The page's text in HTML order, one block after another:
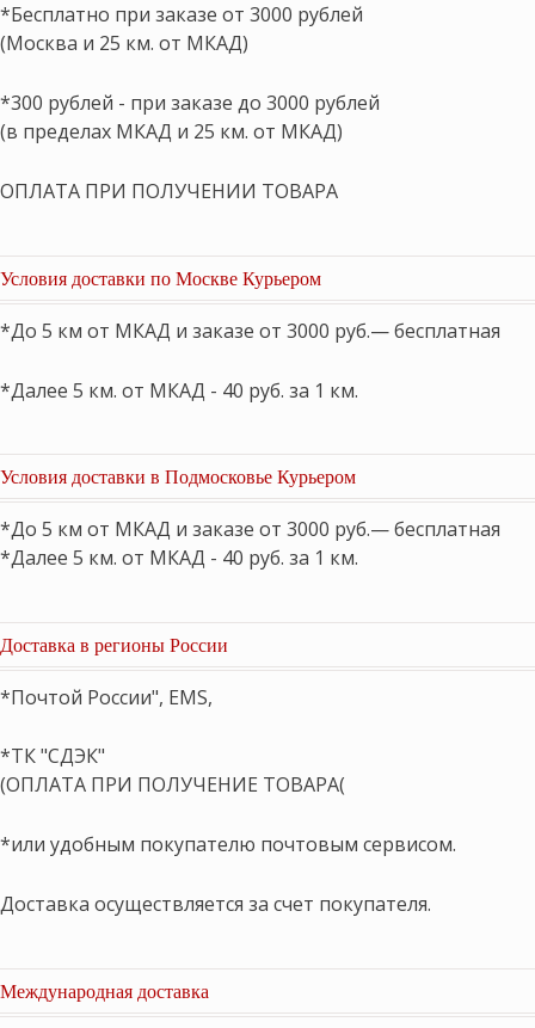
*Бесплатно при заказе от 3000 рублей
(Москва и 25 км. от МКАД)
*300 рублей - при заказе до 3000 рублей
(в пределах МКАД и 25 км. от МКАД)
ОПЛАТА ПРИ ПОЛУЧЕНИИ ТОВАРА
Условия доставки по Москве Курьером
*До 5 км от МКАД и заказе от 3000 руб.— бесплатная
*Далее 5 км. от МКАД - 40 руб. за 1 км.
Условия доставки в Подмосковье Курьером
*До 5 км от МКАД и заказе от 3000 руб.— бесплатная
*Далее 5 км. от МКАД - 40 руб. за 1 км.
Доставка в регионы России
*Почтой России", EMS,
*ТК "СДЭК"
(ОПЛАТА ПРИ ПОЛУЧЕНИЕ ТОВАРА(
*или удобным покупателю почтовым сервисом.
Доставка осуществляется за счет покупателя.
Международная доставка